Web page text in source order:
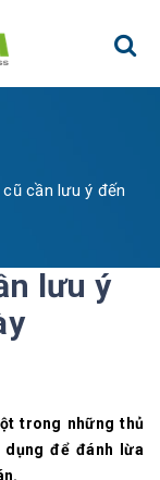
cần lưu ý đến
lưu ý
trong những thủ
để đánh lừa